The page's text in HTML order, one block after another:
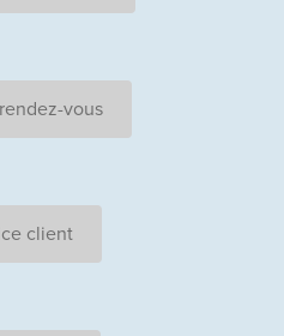
vous
client